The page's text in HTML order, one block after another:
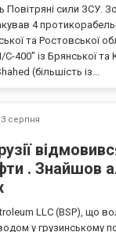
сили ЗСУ.
4
та Ростовської
400" із Брянської та
(більшість із...
3 серпня
. Знайшов
LLC (BSP), що
у грузинському